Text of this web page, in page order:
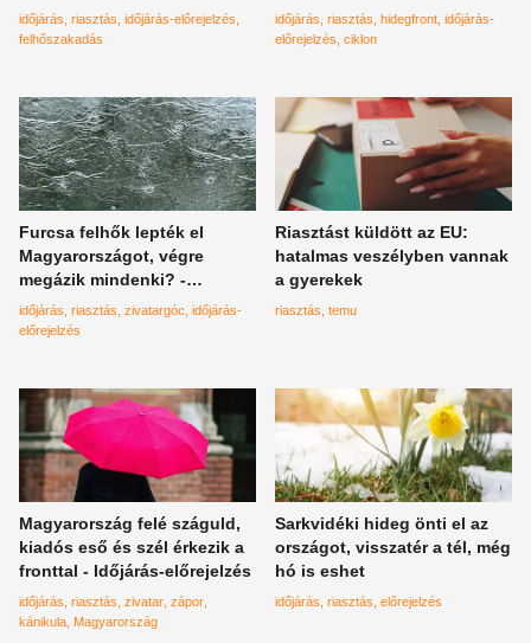
szombaton - Időjárás-
előrejelzés
időjárás riasztás időjárás-előrejelzés
felhőszakadás
jelentés
időjárás riasztás hidegfront időjárás-
előrejelzés ciklon
Furcsa felhők lepték el
Magyarországot, végre
megázik mindenki? -
Időjárás-előrejelzés
időjárás riasztás zivatargóc időjárás-
előrejelzés
Riasztást küldött az EU:
hatalmas veszélyben vannak
a gyerekek
riasztás temu
Magyarország felé száguld,
kiadós eső és szél érkezik a
fronttal - Időjárás-előrejelzés
időjárás riasztás zivatar zápor
kánikula Magyarország
Sarkvidéki hideg önti el az
országot, visszatér a tél, még
hó is eshet
időjárás riasztás előrejelzés